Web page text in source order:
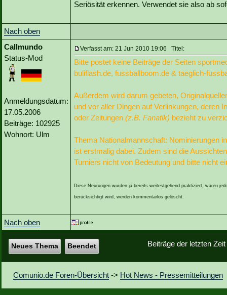
Seriösität erkennen. Verwendet sie also ab
Nach oben
Callmundo
Status-Mod
Anmeldungsdatum:
17.05.2006
Beiträge: 102925
Wohnort: Ulm
Verfasst am: 21 Jun 2010 19:06 Titel:
Bitte postet keine Beiträge der Seiten
buliflash.de, fussballboom.de & taeglich-
Außerdem wird darum gebeten,
und vor aller Dingen auf Verlinkungen, deren
oder Zeitungen (z.B. Fanatik) bezieht zu
Thema Nationalmannschaft: Nominierungen
ist erstmalig dabei. Zudem sind die
Turniers nicht von Bedeutung und bitte nicht
Diese Neurungen wurden ja bereits weitestgehend praktiziert, waren
berücksichtigt wird, werden kommentarlos gelöscht.
Nach oben
Beiträge der letzten
Neues Thema Beendet
Comunio.de Foren-Übersicht -> Hot News - Pressemitteilungen